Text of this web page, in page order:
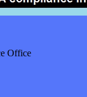
Office